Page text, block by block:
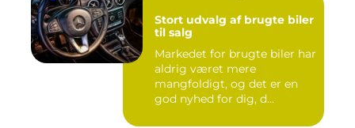
Stort udvalg af brugte biler
til salg
Markedet for brugte biler har
aldrig været mere
mangfoldigt, og det er en
god nyhed for dig, d...